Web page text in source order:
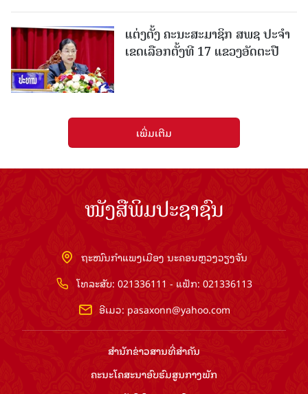
ແຕ່ງຕັ້ງ ຄະນະສະມາຊິກ ສພຊ ປະຈຳ
ເຂດເລືອກຕັ້ງທີ 17 ແຂວງອັດຕະປື
ເພີ່ມເຕີມ
ໜັງສືພິມປະຊາຊົນ
ຖະໜົນກຳແພງເມືອງ ນະຄອນຫຼວງວຽງຈັນ
ໂທລະສັບ: 021336111 - ແຟັກ: 021336113
ອີເມວ: pasaxonn@yahoo.com
ສຳ​ນັກ​ຂ່າວ​ສານ​ທີ່​ສຳ​ຄັນ​
ຄະນະໂຄສະນາອົບຮົມ​ສູນ​ກາງ​ພັກ